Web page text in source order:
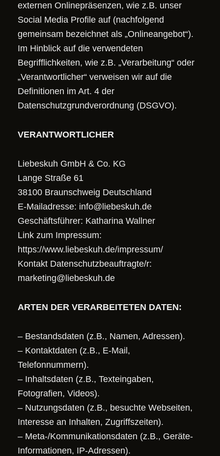
externen Onlinepräsenzen, wie z.B. unser
Social Media Profile auf (nachfolgend
gemeinsam bezeichnet als „Onlineangebot“).
Im Hinblick auf die verwendeten
Begrifflichkeiten, wie z.B. „Verarbeitung“ oder
„Verantwortlicher“ verweisen wir auf die
Definitionen im Art. 4 der
Datenschutzgrundverordnung (DSGVO).
VERANTWORTLICHER
Liebeskuh GmbH & Co. KG
Lange Straße 61
38100 Braunschweig Deutschland
E-Mailadresse: info@liebeskuh.de
Geschäftsführer: Katharina Wallner
Link zum Impressum:
https://www.liebeskuh.de/impressum/
Kontakt Datenschutzbeauftragte/r:
marketing@liebeskuh.de
ARTEN DER VERARBEITETEN DATEN:
– Bestandsdaten (z.B., Namen, Adressen).
– Kontaktdaten (z.B., E-Mail,
Telefonnummern).
– Inhaltsdaten (z.B., Texteingaben,
Fotografien, Videos).
– Nutzungsdaten (z.B., besuchte Webseiten,
Interesse an Inhalten, Zugriffszeiten).
– Meta-/Kommunikationsdaten (z.B., Geräte-
Informationen, IP-Adressen).